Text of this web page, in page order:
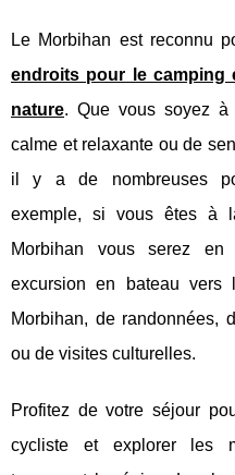
Le Morbihan est reconnu
endroits pour le camping
nature. Que vous soyez à
calme et relaxante ou de
il y a de nombreuses
exemple, si vous êtes à
Morbihan vous serez
excursion en bateau
Morbihan, de randonnées,
ou de visites culturelles.
Profitez de votre séjour
cycliste et explorer les